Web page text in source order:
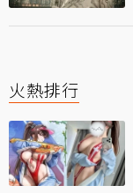
火熱排行